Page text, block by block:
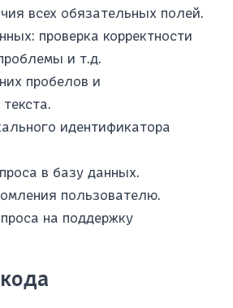
всех обязательных полей.
проверка корректности
и т.д.
пробелов и
идентификатора
в базу данных.
пользователю.
на поддержку